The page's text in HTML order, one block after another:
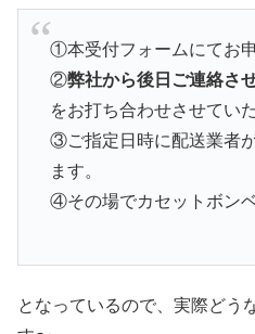
①本受付フォームにてお
②弊社から後日ご連絡さ
をお打ち合わせさせてい
③ご指定日時に配送業者
ます。
④その場でカセットボン
となっているので、実際どう